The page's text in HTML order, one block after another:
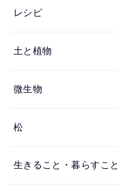
レシピ
土と植物
微生物
松
生きること・暮らすこと